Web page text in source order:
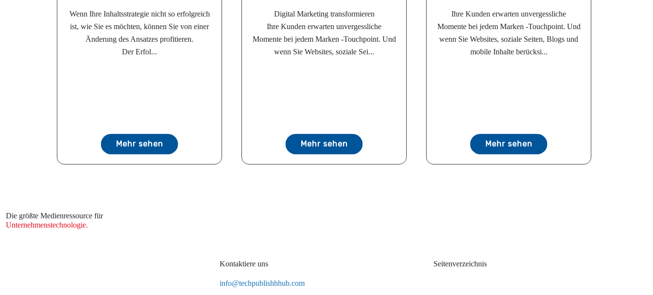
Wenn Ihre Inhaltsstrategie nicht so erfolgreich
ist, wie Sie es möchten, können Sie von einer
Änderung des Ansatzes profitieren.
Der Erfol...
Mehr sehen
Digital Marketing transformieren
Ihre Kunden erwarten unvergessliche
Momente bei jedem Marken -Touchpoint. Und
wenn Sie Websites, soziale Sei...
Mehr sehen
Ihre Kunden erwarten unvergessliche
Momente bei jedem Marken -Touchpoint. Und
wenn Sie Websites, soziale Seiten, Blogs und
mobile Inhalte berücksi...
Mehr sehen
Die größte Medienressource für
Unternehmenstechnologie.
Kontaktiere uns
info@techpublishhhub.com
Seitenverzeichnis